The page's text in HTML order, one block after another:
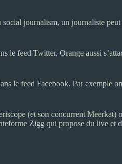
journalism, un journaliste
le feed Twitter. Orange aussi
le feed Facebook. Par exemple
(et son concurrent Meerkat)
Zigg qui propose du live et